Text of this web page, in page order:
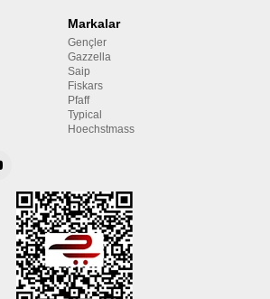
Markalar
Gençler
Gazzella
Saip
Fiskars
Pfaff
Typical
Hoechstmass